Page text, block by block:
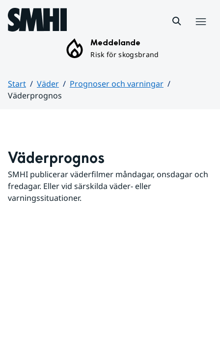
Hoppa till sidans innehåll
Meddelande
Risk för skogsbrand
Start Väder
Prognoser och varningar
Väderprognos
Väderprognos
SMHI publicerar väderfilmer måndagar, onsdagar och
fredagar. Eller vid särskilda väder- eller
varningssituationer.